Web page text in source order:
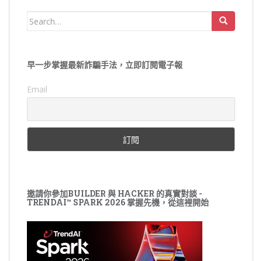
Search
早一步掌握最新詐騙手法，立即訂閱電子報
Email
邀請你參加BUILDER 與 HACKER 的真實對談 -
TRENDAI™ SPARK 2026 掌握先機，從這裡開始